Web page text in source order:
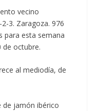
vecino
3. Zaragoza. 976
para esta semana
de octubre.
al mediodía, de
de jamón ibérico